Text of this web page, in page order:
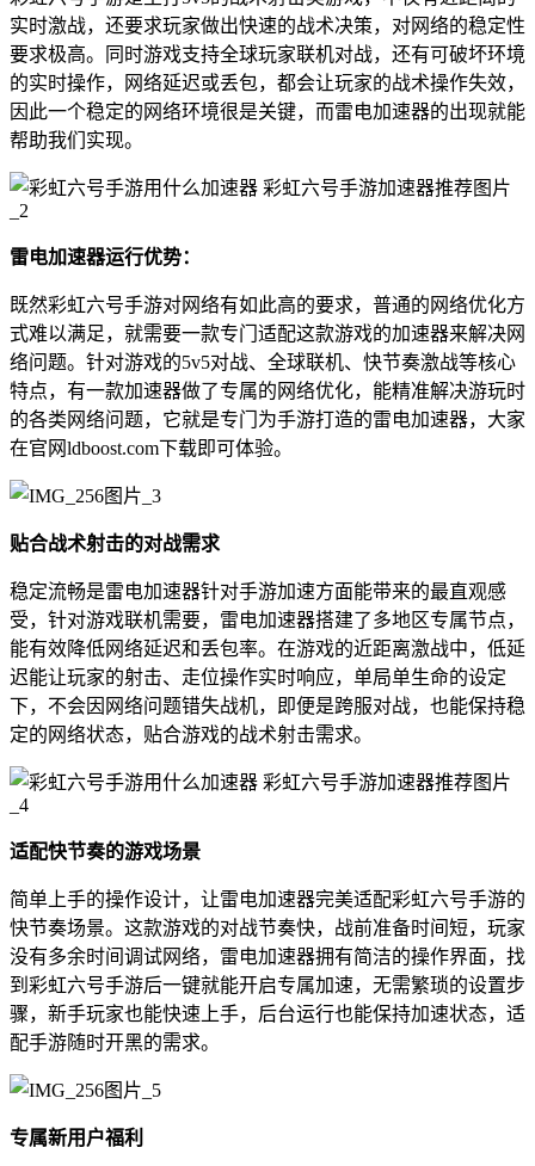
实时激战，还要求玩家做出快速的战术决策，对网络的稳定性
要求极高。同时游戏支持全球玩家联机对战，还有可破坏环境
的实时操作，网络延迟或丢包，都会让玩家的战术操作失效，
因此一个稳定的网络环境很是关键，而雷电加速器的出现就能
帮助我们实现。
雷电加速器运行优势：
既然彩虹六号手游对网络有如此高的要求，普通的网络优化方
式难以满足，就需要一款专门适配这款游戏的加速器来解决网
络问题。针对游戏的5v5对战、全球联机、快节奏激战等核心
特点，有一款加速器做了专属的网络优化，能精准解决游玩时
的各类网络问题，它就是专门为手游打造的雷电加速器，大家
在官网ldboost.com下载即可体验。
贴合战术射击的对战需求
稳定流畅是雷电加速器针对手游加速方面能带来的最直观感
受，针对游戏联机需要，雷电加速器搭建了多地区专属节点，
能有效降低网络延迟和丢包率。在游戏的近距离激战中，低延
迟能让玩家的射击、走位操作实时响应，单局单生命的设定
下，不会因网络问题错失战机，即便是跨服对战，也能保持稳
定的网络状态，贴合游戏的战术射击需求。
适配快节奏的游戏场景
简单上手的操作设计，让雷电加速器完美适配彩虹六号手游的
快节奏场景。这款游戏的对战节奏快，战前准备时间短，玩家
没有多余时间调试网络，雷电加速器拥有简洁的操作界面，找
到彩虹六号手游后一键就能开启专属加速，无需繁琐的设置步
骤，新手玩家也能快速上手，后台运行也能保持加速状态，适
配手游随时开黑的需求。
专属新用户福利